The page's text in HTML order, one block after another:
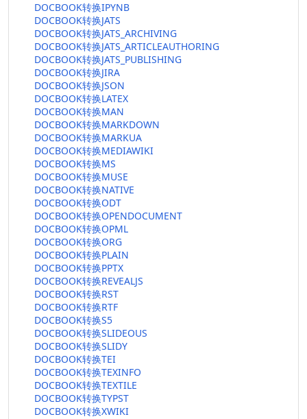
DOCBOOK转换IPYNB
DOCBOOK转换JATS
DOCBOOK转换JATS_ARCHIVING
DOCBOOK转换JATS_ARTICLEAUTHORING
DOCBOOK转换JATS_PUBLISHING
DOCBOOK转换JIRA
DOCBOOK转换JSON
DOCBOOK转换LATEX
DOCBOOK转换MAN
DOCBOOK转换MARKDOWN
DOCBOOK转换MARKUA
DOCBOOK转换MEDIAWIKI
DOCBOOK转换MS
DOCBOOK转换MUSE
DOCBOOK转换NATIVE
DOCBOOK转换ODT
DOCBOOK转换OPENDOCUMENT
DOCBOOK转换OPML
DOCBOOK转换ORG
DOCBOOK转换PLAIN
DOCBOOK转换PPTX
DOCBOOK转换REVEALJS
DOCBOOK转换RST
DOCBOOK转换RTF
DOCBOOK转换S5
DOCBOOK转换SLIDEOUS
DOCBOOK转换SLIDY
DOCBOOK转换TEI
DOCBOOK转换TEXINFO
DOCBOOK转换TEXTILE
DOCBOOK转换TYPST
DOCBOOK转换XWIKI